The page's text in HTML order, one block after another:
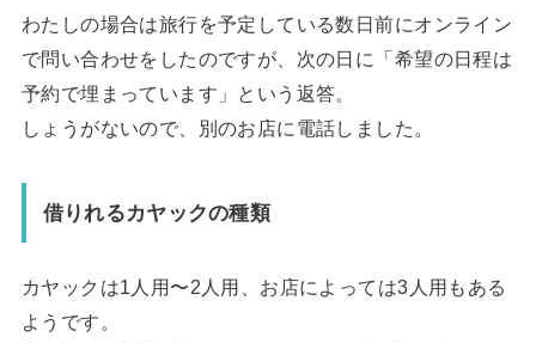
わたしの場合は旅行を予定している数日前にオンライン
で問い合わせをしたのですが、次の日に「希望の日程は
予約で埋まっています」という返答。
しょうがないので、別のお店に電話しました。
借りれるカヤックの種類
カヤックは1人用〜2人用、お店によっては3人用もある
ようです。